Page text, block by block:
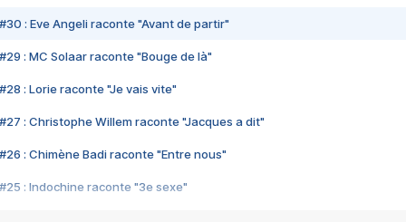
#30 : Eve Angeli raconte "Avant de partir"
#29 : MC Solaar raconte "Bouge de là"
#28 : Lorie raconte "Je vais vite"
#27 : Christophe Willem raconte "Jacques a dit"
#26 : Chimène Badi raconte "Entre nous"
#25 : Indochine raconte "3e sexe"